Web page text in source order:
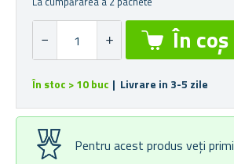
În stoc > 10 buc | Livrare in 3-5 zile
Pentru acest produs veți primi